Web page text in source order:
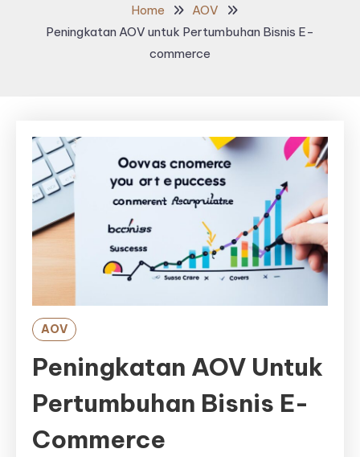
Home
AOV
Peningkatan AOV untuk Pertumbuhan Bisnis E-
commerce
AOV
Peningkatan AOV Untuk
Pertumbuhan Bisnis E-
Commerce